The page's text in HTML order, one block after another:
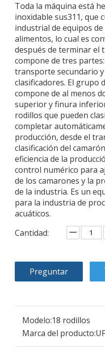
Toda la máquina está
inoxidable sus311, que
industrial de equipos
alimentos, lo cual es
después de terminar el
compone de tres
transporte secundario
clasificadores. El grupo
compone de al menos
superior y finura
rodillos que pueden
completar
producción, desde el
clasificación del
eficiencia de la
control numérico para
de los camarones y la
de la industria. Es un
para la industria de
acuáticos.
Cantidad:
Preguntar
Modelo:18 rodillos
Marca del producto: